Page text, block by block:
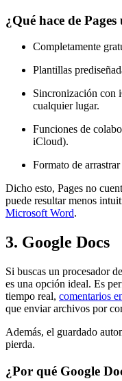
¿Qué hace de
Completamente
Plantillas
Sincronización con
cualquier lugar.
Funciones de
iCloud).
Formato de
Dicho esto, Pages no
puede resultar menos
Microsoft Word.
3. Google Docs
Si buscas un procesador
es una opción ideal. Es
tiempo real, comentarios
que enviar archivos por
Además, el guardado
pierda.
¿Por qué Google